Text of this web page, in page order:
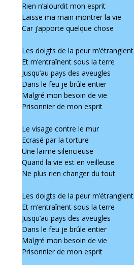
Rien n’alourdit mon esprit
Laisse ma main montrer la vie
Car j’apporte quelque chose
Les doigts de la peur m’étranglent
Et m’entraînent sous la terre
Jusqu’au pays des aveugles
Dans le feu je brûle entier
Malgré mon besoin de vie
Prisonnier de mon esprit
Le visage contre le mur
Ecrasé par la torture
Une larme silencieuse
Quand la vie est en veilleuse
Ne plus rien changer du tout
Les doigts de la peur m’étranglent
Et m’entraînent sous la terre
Jusqu’au pays des aveugles
Dans le feu je brûle entier
Malgré mon besoin de vie
Prisonnier de mon esprit